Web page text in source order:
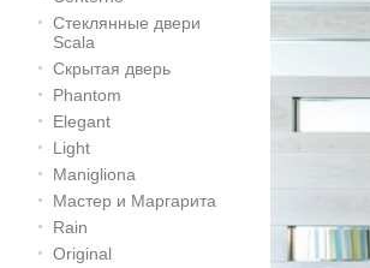
Стеклянные двери
Scala
Скрытая дверь
Phantom
Elegant
Light
Manigliona
Мастер и Маргарита
Rain
Original